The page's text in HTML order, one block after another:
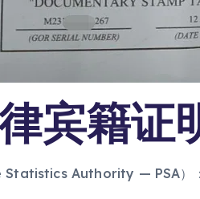
宾籍证
Statistics Authority — PSA）：